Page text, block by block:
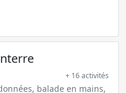
+ 16 activités
balade en mains,